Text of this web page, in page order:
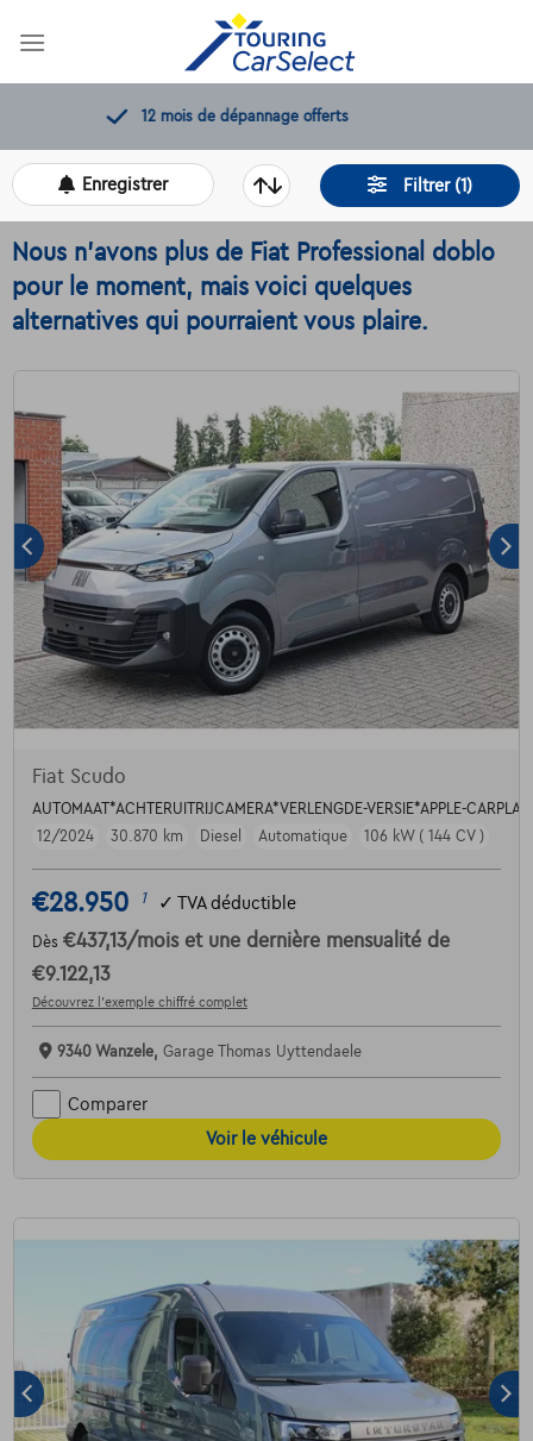
11.000+voitures disponibles
Filtrer (1)
Enregistrer
Nous n'avons plus de Fiat Professional doblo
pour le moment, mais voici quelques
alternatives qui pourraient vous plaire.
Fiat Scudo
AUTOMAAT*ACHTERUITRIJCAMERA*VERLENGDE-VERSIE*APPLE-
12/2024
30.870 km Diesel Automatique 106 kW ( 144 CV )
€28.950 1 ✓ TVA déductible
Dès €437,13/mois et une dernière mensualité de
€9.122,13
Découvrez l’exemple chiffré complet
9340 Wanzele, Garage Thomas Uyttendaele
Comparer
Voir le véhicule